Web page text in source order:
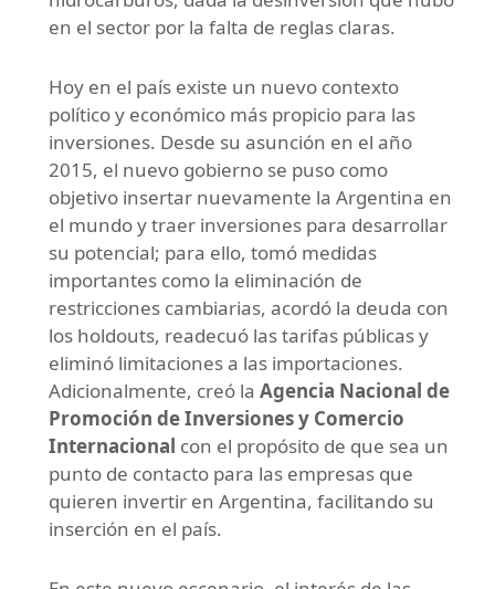
en el sector por la falta de reglas claras.
Hoy en el país existe un nuevo contexto
político y económico más propicio para las
inversiones. Desde su asunción en el año
2015, el nuevo gobierno se puso como
objetivo insertar nuevamente la Argentina en
el mundo y traer inversiones para desarrollar
su potencial; para ello, tomó medidas
importantes como la eliminación de
restricciones cambiarias, acordó la deuda con
los holdouts, readecuó las tarifas públicas y
eliminó limitaciones a las importaciones.
Adicionalmente, creó la Agencia Nacional de
Promoción de Inversiones y Comercio
Internacional con el propósito de que sea un
punto de contacto para las empresas que
quieren invertir en Argentina, facilitando su
inserción en el país.